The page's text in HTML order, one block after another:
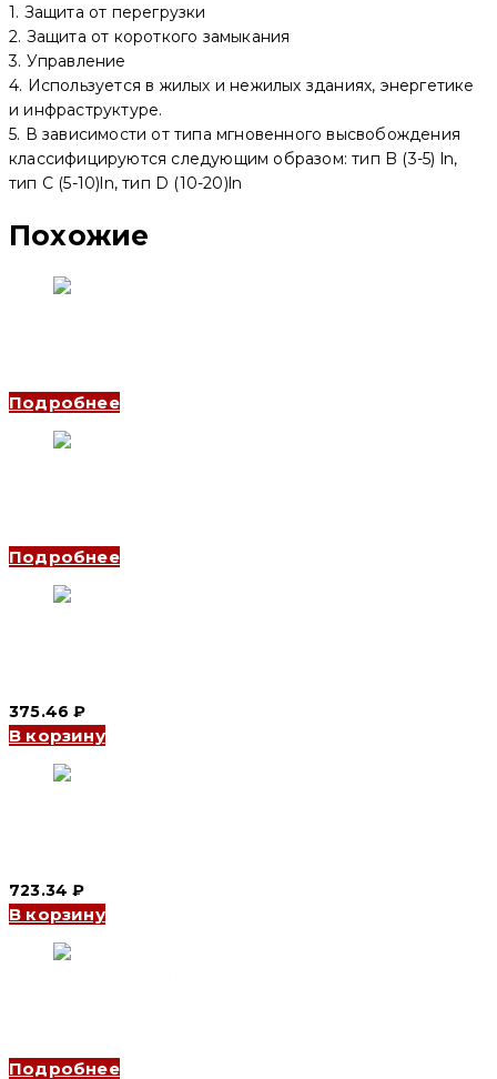
1. Защита от перегрузки
2. Защита от короткого замыкания
3. Управление
4. Используется в жилых и нежилых зданиях, энергетике
и инфраструктуре.
5. В зависимости от типа мгновенного высвобождения
классифицируются следующим образом: тип B (3-5) ln,
тип C (5-10)ln, тип D (10-20)ln
Похожие
Подробнее
Подробнее
375.46₽
В корзину
723.34₽
В корзину
Подробнее